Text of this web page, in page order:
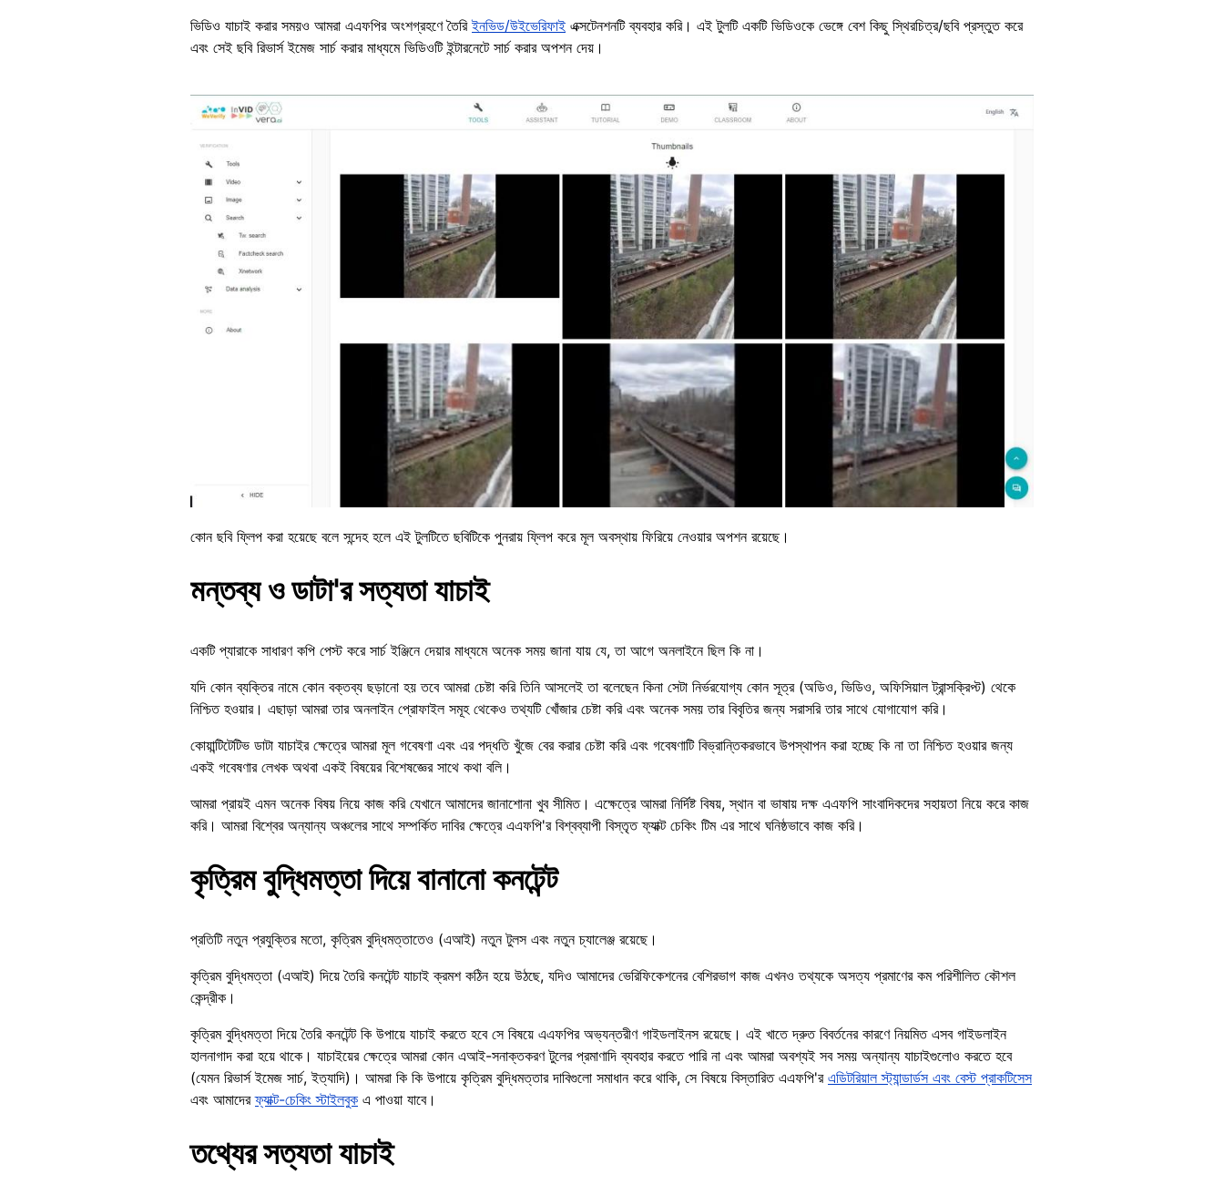
ভিডিও যাচাই করার সময়ও আমরা এএফপির অংশগ্রহণে তৈরিইনভিড/উইভেরিফাই এক্সটেনশনটি ব্যবহার করি। এই টুলটি একটি ভিডিওকে ভেঙ্গে বেশ কিছু স্থিরচিত্র/ছবি প্রস্তুত করে
এবং সেই ছবি রিভার্স ইমেজ সার্চ করার মাধ্যমে ভিডিওটি ইন্টারনেটে সার্চ করার অপশন দেয়।
Image
কোন ছবি ফ্লিপ করা হয়েছে বলে সন্দেহ হলে এই টুলটিতে ছবিটিকে পুনরায় ফ্লিপ করে মূল অবস্থায় ফিরিয়ে নেওয়ার অপশন রয়েছে।
মন্তব্য ও ডাটা'র সত্যতা যাচাই
একটি প্যারাকে সাধারণ কপি পেস্ট করে সার্চ ইঞ্জিনে দেয়ার মাধ্যমে অনেক সময় জানা যায় যে, তা আগে অনলাইনে ছিল কি না।
যদি কোন ব্যক্তির নামে কোন বক্তব্য ছড়ানো হয় তবে আমরা চেষ্টা করি তিনি আসলেই তা বলেছেন কিনা সেটা নির্ভরযোগ্য কোন সূত্র (অডিও, ভিডিও, অফিসিয়াল ট্রান্সক্রিপ্ট) থেকে
নিশ্চিত হওয়ার। এছাড়া আমরা তার অনলাইন প্রোফাইল সমূহ থেকেও তথ্যটি খোঁজার চেষ্টা করি এবং অনেক সময় তার বিবৃতির জন্য সরাসরি তার সাথে যোগাযোগ করি।
কোয়ান্টিটেটিভ ডাটা যাচাইর ক্ষেত্রে আমরা মূল গবেষণা এবং এর পদ্ধতি খুঁজে বের করার চেষ্টা করি এবং গবেষণাটি বিভ্রান্তিকরভাবে উপস্থাপন করা হচ্ছে কি না তা নিশ্চিত হওয়ার জন্য
একই গবেষণার লেখক অথবা একই বিষয়ের বিশেষজ্ঞের সাথে কথা বলি।
আমরা প্রায়ই এমন অনেক বিষয় নিয়ে কাজ করি যেখানে আমাদের জানাশোনা খুব সীমিত। এক্ষেত্রে আমরা নির্দিষ্ট বিষয়, স্থান বা ভাষায় দক্ষ এএফপি সাংবাদিকদের সহায়তা নিয়ে করে কাজ
করি। আমরা বিশ্বের অন্যান্য অঞ্চলের সাথে সম্পর্কিত দাবির ক্ষেত্রে এএফপি'র বিশ্বব্যাপী বিস্তৃত ফ্যাক্ট চেকিং টিম এর সাথে ঘনিষ্ঠভাবে কাজ করি।
কৃত্রিম বুদ্ধিমত্তা দিয়ে বানানো কনটেন্ট
প্রতিটি নতুন প্রযুক্তির মতো, কৃত্রিম বুদ্ধিমত্তাতেও (এআই) নতুন টুলস এবং নতুন চ্যালেঞ্জ রয়েছে।
কৃত্রিম বুদ্ধিমত্তা (এআই) দিয়ে তৈরি কনটেন্ট যাচাই ক্রমশ কঠিন হয়ে উঠছে, যদিও আমাদের ভেরিফিকেশনের বেশিরভাগ কাজ এখনও তথ্যকে অসত্য প্রমাণের কম পরিশীলিত কৌশল
কেন্দ্রীক।
কৃত্রিম বুদ্ধিমত্তা দিয়ে তৈরি কনটেন্ট কি উপায়ে যাচাই করতে হবে সে বিষয়ে এএফপির অভ্যন্তরীণ গাইডলাইনস রয়েছে। এই খাতে দ্রুত বিবর্তনের কারণে নিয়মিত এসব গাইডলাইন
হালনাগাদ করা হয়ে থাকে। যাচাইয়ের ক্ষেত্রে আমরা কোন এআই-সনাক্তকরণ টুলের প্রমাণাদি ব্যবহার করতে পারি না এবং আমরা অবশ্যই সব সময় অন্যান্য যাচাইগুলোও করতে হবে
(যেমন রিভার্স ইমেজ সার্চ, ইত্যাদি)। আমরা কি কি উপায়ে কৃত্রিম বুদ্ধিমত্তার দাবিগুলো সমাধান করে থাকি, সে বিষয়ে বিস্তারিত এএফপি'র এডিটরিয়াল স্ট্যান্ডার্ডস এবং বেস্ট প্রাকটিসেস
এবং আমাদেরফ্যাক্ট-চেকিং স্টাইলবুক এ পাওয়া যাবে।
তথ্যের সত্যতা যাচাই